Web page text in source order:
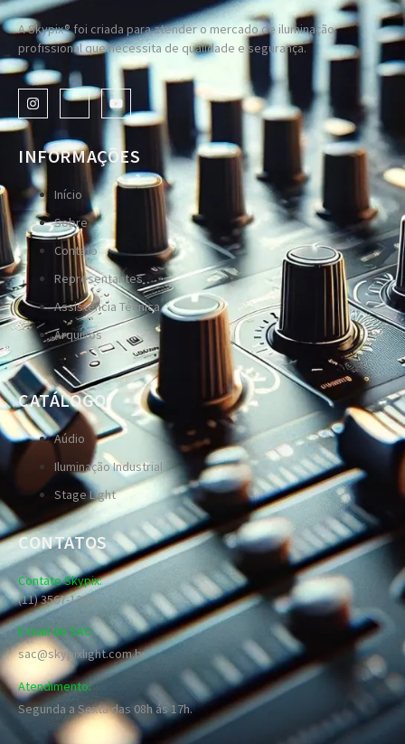
A Skypix® foi criada para atender o mercado de iluminação
profissional que necessita de qualidade e segurança.
INFORMAÇÕES
Início
Sobre
Contato
Representantes
Assistência Técnica
Arquivos
CATÁLOGO
Aúdio
Iluminação Industrial
Stage Light
CONTATOS
Contato Skypix:
(11) 3567-1289
E-mail do SAC:
sac@skypixlight.com.br
Atendimento:
Segunda a Sexta das 08h ás 17h.